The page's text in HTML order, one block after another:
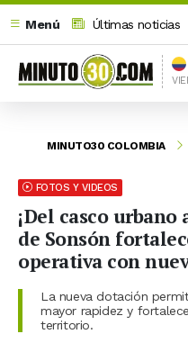
Menú
Últimas noticias
MINUTO30 COLOMBIA
FOTOS Y VIDEOS
¡Del casco
de Sonsón
operativa con
La nueva dotación
mayor rapidez y
territorio.